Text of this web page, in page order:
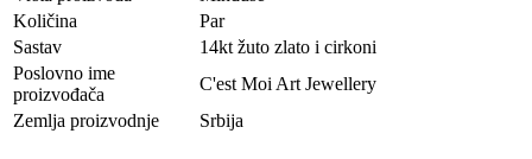
Količina
Par
Sastav
14kt žuto zlato i cirkoni
Poslovno ime
proizvođača
C'est Moi Art Jewellery
Zemlja proizvodnje
Srbija